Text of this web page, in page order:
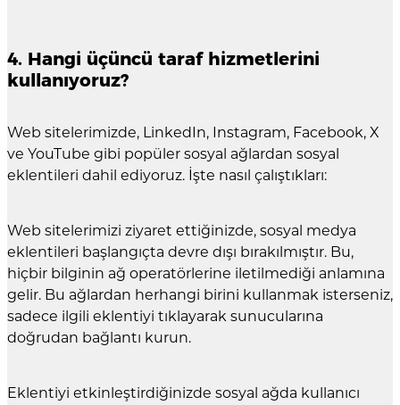
4. Hangi üçüncü taraf hizmetlerini
kullanıyoruz?
Web sitelerimizde, LinkedIn, Instagram, Facebook, X
ve YouTube gibi popüler sosyal ağlardan sosyal
eklentileri dahil ediyoruz. İşte nasıl çalıştıkları:
Web sitelerimizi ziyaret ettiğinizde, sosyal medya
eklentileri başlangıçta devre dışı bırakılmıştır. Bu,
hiçbir bilginin ağ operatörlerine iletilmediği anlamına
gelir. Bu ağlardan herhangi birini kullanmak isterseniz,
sadece ilgili eklentiyi tıklayarak sunucularına
doğrudan bağlantı kurun.
Eklentiyi etkinleştirdiğinizde sosyal ağda kullanıcı